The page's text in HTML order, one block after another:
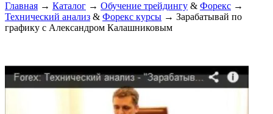
Главная → Каталог → Обучение трейдингу & Форекс →
Технический анализ & Форекс курсы → Зарабатывай по
графику с Александром Калашниковым